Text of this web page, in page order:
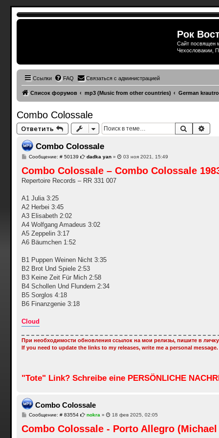
Рок
Сайт посвящен
Чехословакии,
Ссылки FAQ Связаться с администрацией
Список форумов mp3 (Music from other countries) German
Combo Colossale
Ответить Поиск
Combo Colossale
Сообщение: # 50139 С
о
б
dadka yan » 03 ноя 2021, 15:49
Combo Colossale ‎– Combo Colossale
Repertoire Records ‎– RR 331 007
A1 Julia 3:25
A2 Herbei 3:45
A3 Elisabeth 2:02
A4 Wolfgang Amadeus 3:02
A5 Zeppelin 3:17
A6 Bäumchen 1:52
B1 Puppen Weinen Nicht 3:35
B2 Brot Und Spiele 2:53
B3 Keine Zeit Für Mich 2:58
B4 Schollen Und Flundern 2:34
B5 Sorglos 4:18
B6 Finanzgenie 3:18
Cloud
При необходимости обновления ссылок на мои релизы, пишите в личку
If you need to update the links to my releases, write me a personal message.
"Tote" Link? Schreibe eine PERSÖNLICHE
Combo Colossale
Сообщение: # 83554 С
о
б
nokra » 18 фев 2025, 02:05
Combo Colossale - Porto Allegro